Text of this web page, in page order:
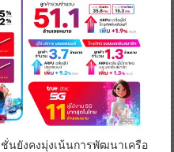
นยังคงมุ่งเน้นการพัฒนาเครือ